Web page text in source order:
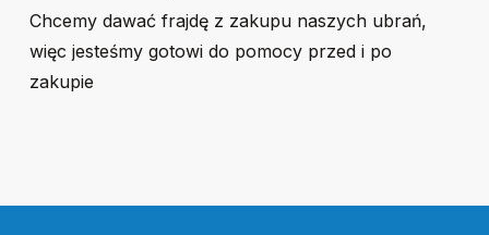
Chcemy dawać frajdę z zakupu naszych ubrań,
więc jesteśmy gotowi do pomocy przed i po
zakupie